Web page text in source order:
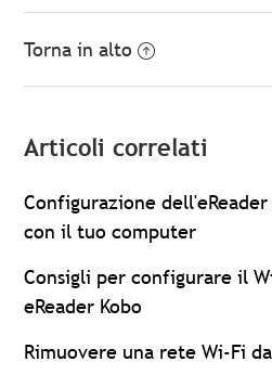
Torna in alto
Articoli correlati
Configurazione
con il tuo computer
Consigli per configurare il
eReader Kobo
Rimuovere una rete Wi-Fi